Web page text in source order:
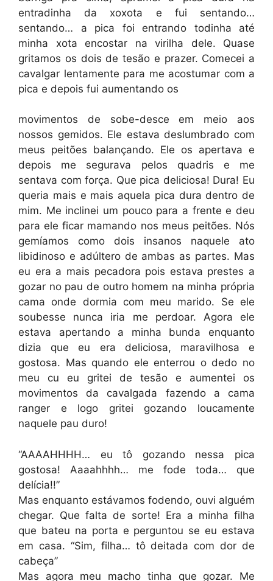
entradinha da xoxota e fui sentando…
sentando… a pica foi entrando todinha até
minha xota encostar na virilha dele. Quase
gritamos os dois de tesão e prazer. Comecei a
cavalgar lentamente para me acostumar com a
pica e depois fui aumentando os
movimentos de sobe-desce em meio aos
nossos gemidos. Ele estava deslumbrado com
meus peitões balançando. Ele os apertava e
depois me segurava pelos quadris e me
sentava com força. Que pica deliciosa! Dura! Eu
queria mais e mais aquela pica dura dentro de
mim. Me inclinei um pouco para a frente e deu
para ele ficar mamando nos meus peitões. Nós
gemíamos como dois insanos naquele ato
libidinoso e adúltero de ambas as partes. Mas
eu era a mais pecadora pois estava prestes a
gozar no pau de outro homem na minha própria
cama onde dormia com meu marido. Se ele
soubesse nunca iria me perdoar. Agora ele
estava apertando a minha bunda enquanto
dizia que eu era deliciosa, maravilhosa e
gostosa. Mas quando ele enterrou o dedo no
meu cu eu gritei de tesão e aumentei os
movimentos da cavalgada fazendo a cama
ranger e logo gritei gozando loucamente
naquele pau duro!
“AAAAHHHH… eu tô gozando nessa pica
gostosa! Aaaahhhh… me fode toda… que
delícia!!”
Mas enquanto estávamos fodendo, ouvi alguém
chegar. Que falta de sorte! Era a minha filha
que bateu na porta e perguntou se eu estava
em casa. “Sim, filha… tô deitada com dor de
cabeça”
Mas agora meu macho tinha que gozar. Me